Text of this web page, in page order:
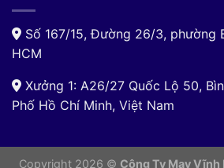
Số 167/15, Đường 26/3, phường
HCM
Xưởng 1: A26/27 Quốc Lộ 50,
Phố Hồ Chí Minh, Việt Nam
Copyright 2026 © Công Ty May Vĩnh